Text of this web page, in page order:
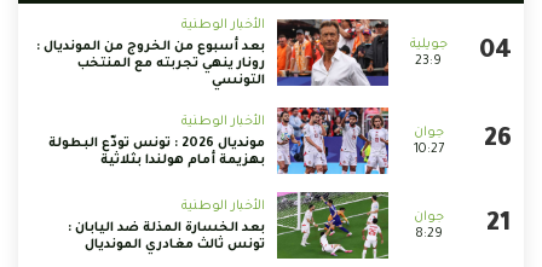
23:9
الأخبار الوطنية
بعد أسبوع من الخروج من المونديال :
رونار ينهي تجربته مع المنتخب
التونسي
10:27
الأخبار الوطنية
مونديال 2026 : تونس تودّع البطولة
بهزيمة أمام هولندا بثلاثية
8:29
الأخبار الوطنية
بعد الخسارة المذلة ضد اليابان :
تونس ثالث مغادري المونديال